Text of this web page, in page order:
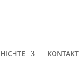
KONTAKT